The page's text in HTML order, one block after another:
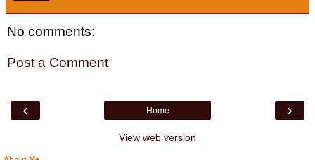
No comments:
Post a Comment
‹ ›
Home
View web version